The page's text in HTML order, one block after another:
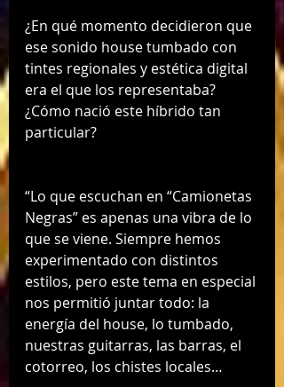
¿En qué momento decidieron que
ese sonido house tumbado con
tintes regionales y estética digital
era el que los representaba?
¿Cómo nació este híbrido tan
particular?
“Lo que escuchan en “Camionetas
Negras” es apenas una vibra de lo
que se viene. Siempre hemos
experimentado con distintos
estilos, pero este tema en especial
nos permitió juntar todo: la
energía del house, lo tumbado,
nuestras guitarras, las barras, el
cotorreo, los chistes locales…